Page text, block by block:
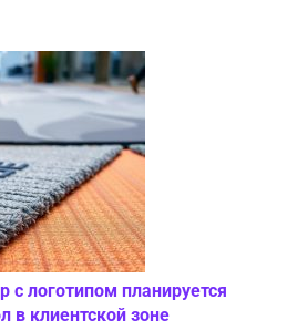
с логотипом планируется
в клиентской зоне